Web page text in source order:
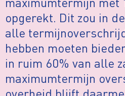
opgerekt. Dit zou in
alle
hebben moeten
in ruim 60% van alle
maximumtermijn